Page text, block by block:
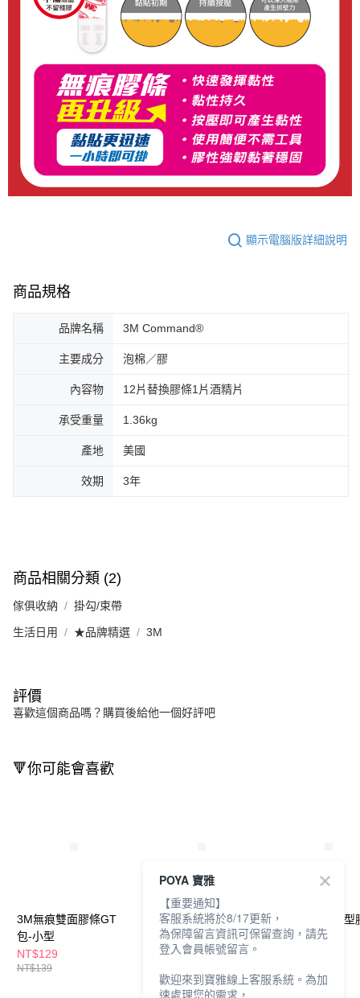
顯示電腦版詳細說明
商品規格
品牌名稱 3M Command®
主要成分 泡棉／膠
內容物 12片替換膠條1片酒精片
承受重量 1.36kg
產地 美國
效期 3年
商品相關分類 (2)
傢俱收納 掛勾/束帶
生活日用 ★品牌精選 3M
評價
喜歡這個商品嗎？購買後給他一個好評吧
🔻你可能會喜歡
3M無痕雙面膠條GT
包-小型
NT$129
NT$139
3M無痕雙面膠條GT
包-大型
NT$129
3M無痕防水中型
POYA 寶雅
【重要通知】
客服系統將於8/17更新，
為保障留言資訊可保留查詢，請先
登入會員帳號留言。
歡迎來到寶雅線上客服系統。為加
速處理您的需求，